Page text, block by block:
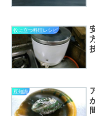
役に立つ料理レシピ
豆知識